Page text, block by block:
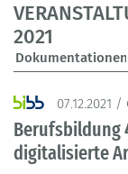
2021
07.12.2021
Berufsbildung
digitalisierte